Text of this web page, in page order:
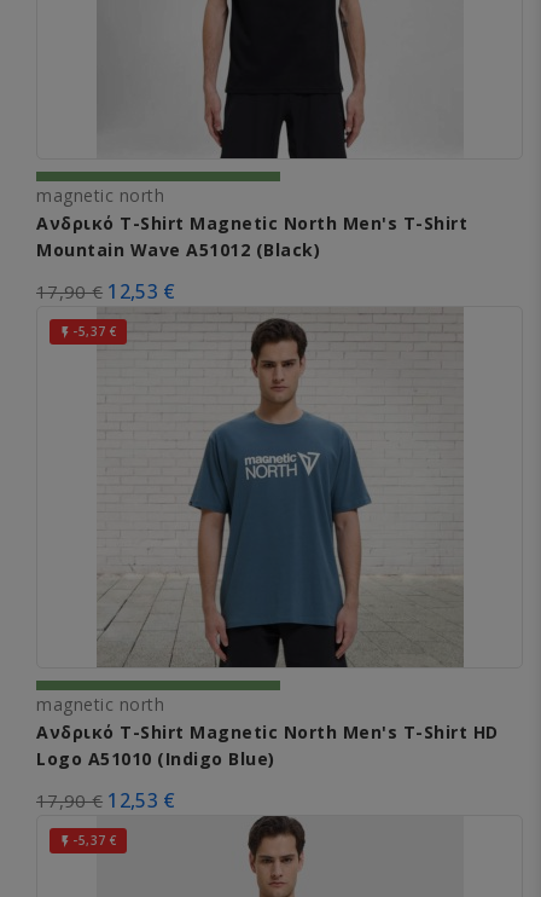
magnetic north
Ανδρικό T-Shirt Magnetic North Men's T-Shirt
Mountain Wave A51012 (Black)
17,90 € 12,53 €
 -5,37 €
magnetic north
Ανδρικό T-Shirt Magnetic North Men's T-Shirt HD
Logo A51010 (Indigo Blue)
17,90 € 12,53 €
 -5,37 €